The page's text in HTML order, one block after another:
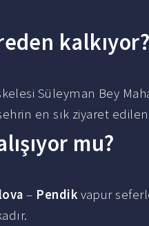
kalkıyor?
Süleyman Bey
en sık ziyaret
mu?
– Pendik vapur